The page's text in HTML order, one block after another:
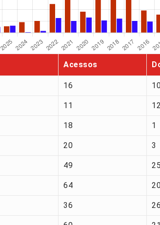
Acessos
16
11 12
18 1
20 3
49 25
64
36 26